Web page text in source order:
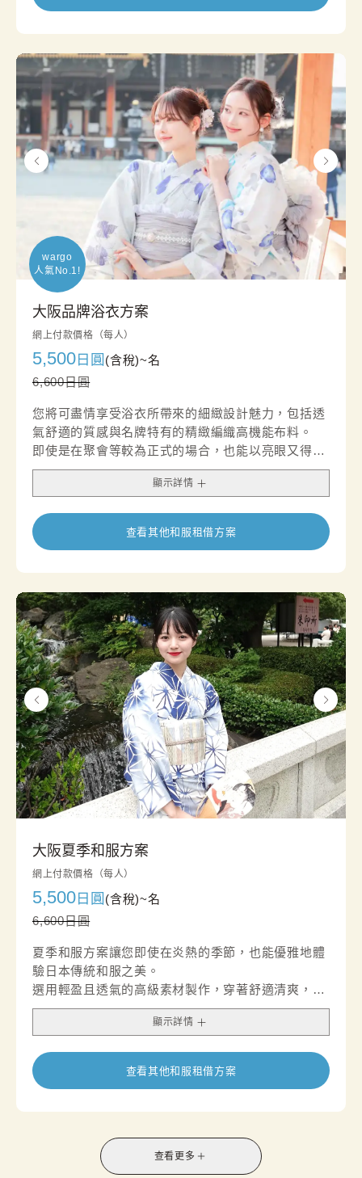
wargo
人氣No.1!
大阪品牌浴衣方案
網上付款價格（每人）
5,500 日圓 (含稅)~名
6,600日圓
您將可盡情享受浴衣所帶來的細緻設計魅力，包括透
氣舒適的質感與名牌特有的精緻編織高機能布料。
即使是在聚會等較為正式的場合，也能以亮眼又得體
的穿搭，展現您獨特的品味與風采。
顯示詳情
查看其他和服租借方案
大阪夏季和服方案
網上付款價格（每人）
5,500 日圓 (含稅)~名
6,600日圓
夏季和服方案讓您即使在炎熱的季節，也能優雅地體
驗日本傳統和服之美。
選用輕盈且透氣的高級素材製作，穿著舒適清爽，非
常適合夏季觀光與悠閒外出。
通風柔軟的質地搭配夏日風情的精緻設計，呈現出清
無論是夏日旅行、拍照留念，或享受一段從容的下午
茶時光，都是兼具品味與舒適感的理想選擇。
顯示詳情
查看其他和服租借方案
查看更多